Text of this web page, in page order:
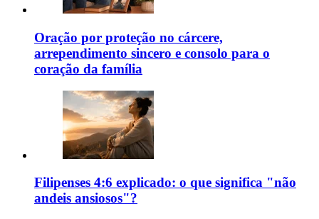
Oração por proteção no cárcere,
arrependimento sincero e consolo para o
coração da família
Filipenses 4:6 explicado: o que significa "não
andeis ansiosos"?